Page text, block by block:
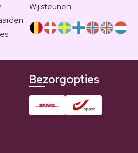
Wij steunen
Bezorgopties